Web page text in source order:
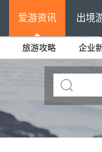
爱游资讯
旅游攻略 企业
出境